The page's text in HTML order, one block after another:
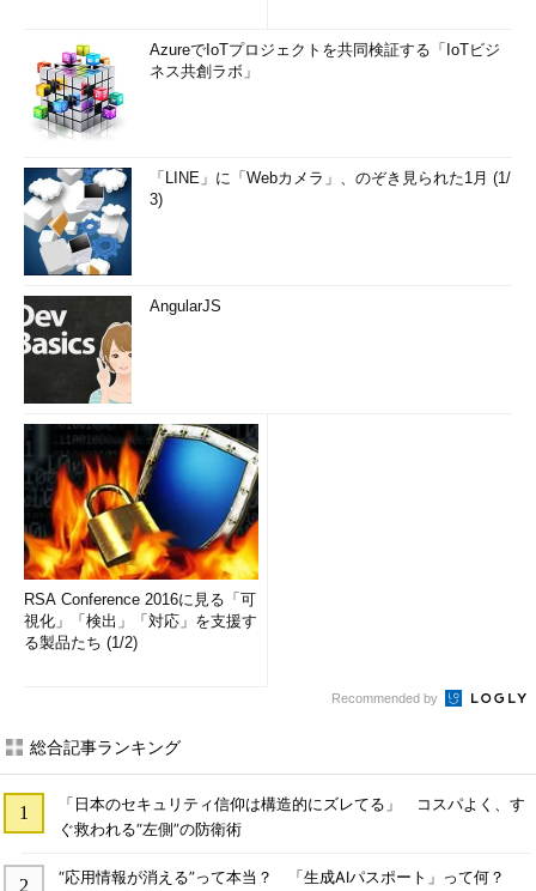
AzureでIoTプロジェクトを共同検証する「IoTビジ
ネス共創ラボ」
「LINE」に「Webカメラ」、のぞき見られた1月 (1/
3)
AngularJS
RSA Conference 2016に見る「可
視化」「検出」「対応」を支援す
る製品たち (1/2)
Recommended by
総合記事ランキング
「日本のセキュリティ信仰は構造的にズレてる」 コスパよく、す
ぐ救われる“左側”の防衛術
“応用情報が消える”って本当？ 「生成AIパスポート」って何？